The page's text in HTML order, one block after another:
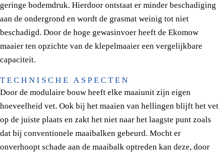
geringe bodemdruk. Hierdoor ontstaat er minder beschadiging
aan de ondergrond en wordt de grasmat weinig tot niet
beschadigd. Door de hoge gewasinvoer heeft de Ekomow
maaier ten opzichte van de klepelmaaier een vergelijkbare
capaciteit.
TECHNISCHE ASPECTEN
Door de modulaire bouw heeft elke maaiunit zijn eigen
hoeveelheid vet. Ook bij het maaien van hellingen blijft het vet
op de juiste plaats en zakt het niet naar het laagste punt zoals
dat bij conventionele maaibalken gebeurd. Mocht er
onverhoopt schade aan de maaibalk optreden kan deze, door